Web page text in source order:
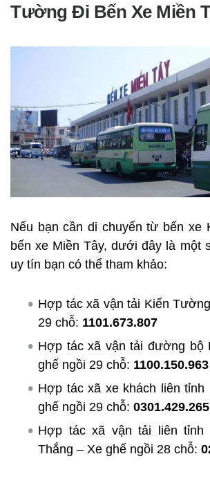
Tường Đi Bến Xe Miền
Nếu bạn cần di chuyển từ bến xe
bến xe Miền Tây, dưới đây là một
uy tín bạn có thể tham khảo:
Hợp tác xã vận tải Kiến
29 chỗ: 1101.673.807
Hợp tác xã vận tải đường bộ
ghế ngồi 29 chỗ: 1100.150.963
Hợp tác xã xe khách liên tỉnh
ghế ngồi 29 chỗ: 0301.429.265
Hợp tác xã vận tải liên tỉnh
Thắng – Xe ghế ngồi 28 chỗ: